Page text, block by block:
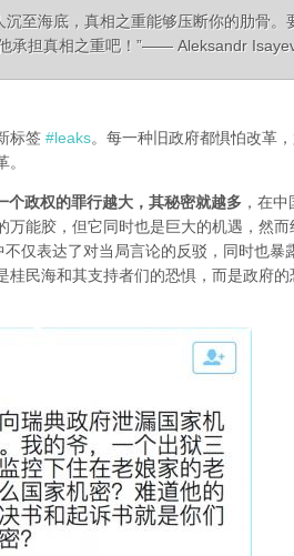
沉至海底，真相之重能够压断你的肋骨
承担真相之重吧！”—— Aleksandr
标签 #leaks。每一种旧政府都惧怕改革
个政权的罪行越大，其秘密就越多 ，在
万能胶，但它同时也是巨大的机遇，然而
仅表达了对当局言论的反驳，同时也暴
桂民海和其支持者们的恐惧，而是政府